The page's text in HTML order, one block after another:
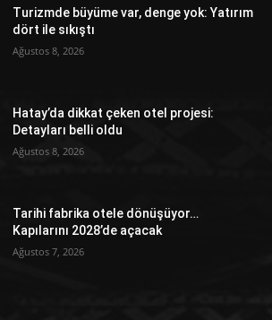
Turizmde büyüme var, denge yok: Yatırım
dört ile sıkıştı
Ağustos 8, 2026
Hatay’da dikkat çeken otel projesi:
Detayları belli oldu
Ağustos 8, 2026
Tarihi fabrika otele dönüşüyor…
Kapılarını 2028’de açacak
Ağustos 7, 2026